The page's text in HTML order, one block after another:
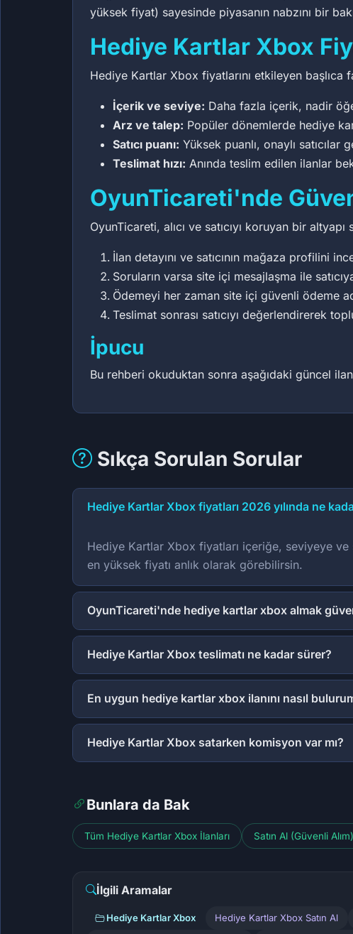
yüksek fiyat) sayesinde piyasanın nabzını bir
Hediye Kartlar Xbox
Hediye Kartlar Xbox fiyatlarını etkileyen başlıca
İçerik ve seviye: Daha fazla içerik, nadir
Arz ve talep: Popüler dönemlerde hediye
Satıcı puanı: Yüksek puanlı, onaylı
Teslimat hızı: Anında teslim edilen ilanlar
OyunTicareti'nde
OyunTicareti, alıcı ve satıcıyı koruyan bir
İlan detayını ve satıcının mağaza profilini
Soruların varsa site içi mesajlaşma ile
Ödemeyi her zaman site içi güvenli ödeme
Teslimat sonrası satıcıyı değerlendirerek
İpucu
Bu rehberi okuduktan sonra aşağıdaki güncel
Sıkça Sorulan Sorular
Hediye Kartlar Xbox fiyatları 2026 yılında ne
Hediye Kartlar Xbox fiyatları içeriğe, seviyeye ve
en yüksek fiyatı anlık olarak görebilirsin.
OyunTicareti'nde hediye kartlar xbox almak
Hediye Kartlar Xbox teslimatı ne kadar sürer?
En uygun hediye kartlar xbox ilanını nasıl
Hediye Kartlar Xbox satarken komisyon var mı?
Bunlara da Bak
Tüm Hediye Kartlar Xbox İlanları Satın Al (Güvenli
İlgili Aramalar
Hediye Kartlar Xbox Hediye Kartlar Xbox Satın Al